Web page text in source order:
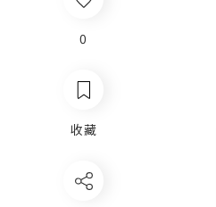
0
收藏